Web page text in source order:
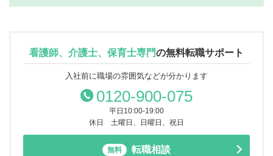
看護師、介護士、保育士専門の無料転職サポート
入社前に職場の雰囲気などが分かります
0120-900-075
平日10:00-19:00
休日 土曜日、日曜日、祝日
無料 転職相談